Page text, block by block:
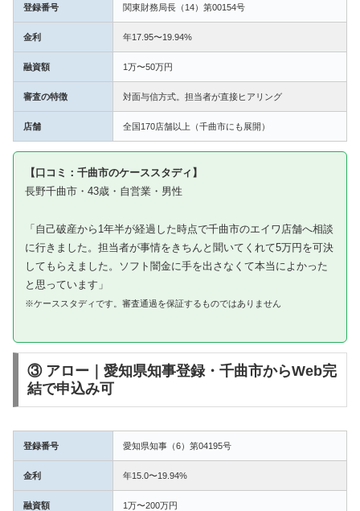
登録番号 関東財務局長（14）第00154号
金利 年17.95〜19.94%
融資額 1万〜50万円
審査の特徴 対面与信方式。担当者が直接ヒアリング
店舗 全国170店舗以上（千曲市にも展開）
【口コミ：千曲市のケーススタディ】
長野千曲市・43歳・自営業・男性
「自己破産から1年半が経過した時点で千曲市のエイワ店舗へ相談
に行きました。担当者が事情をきちんと聞いてくれて5万円を可決
してもらえました。ソフト闇金に手を出さなくて本当によかった
と思っています」
※ケーススタディです。審査通過を保証するものではありません
③ アロー｜愛知県知事登録・千曲市からWeb完
結で申込み可
登録番号 愛知県知事（6）第04195号
金利 年15.0〜19.94%
融資額 1万〜200万円